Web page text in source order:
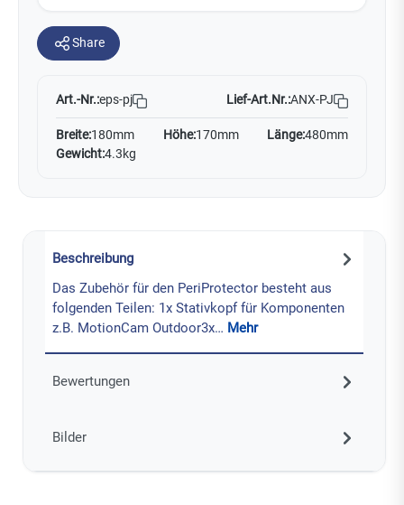
Share
Art.-Nr.:eps-pj Lief-Art.Nr.:ANX-PJ
Breite:180mm Höhe:170mm Länge:480mm
Gewicht:4.3kg
Beschreibung
Das Zubehör für den PeriProtector besteht aus
folgenden Teilen: 1x Stativkopf für Komponenten
z.B. MotionCam Outdoor3x… Mehr
Bewertungen
Bilder